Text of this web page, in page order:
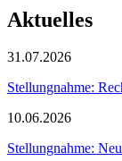
Aktuelles
31.07.2026
Stellungnahme:
10.06.2026
Stellungnahme: